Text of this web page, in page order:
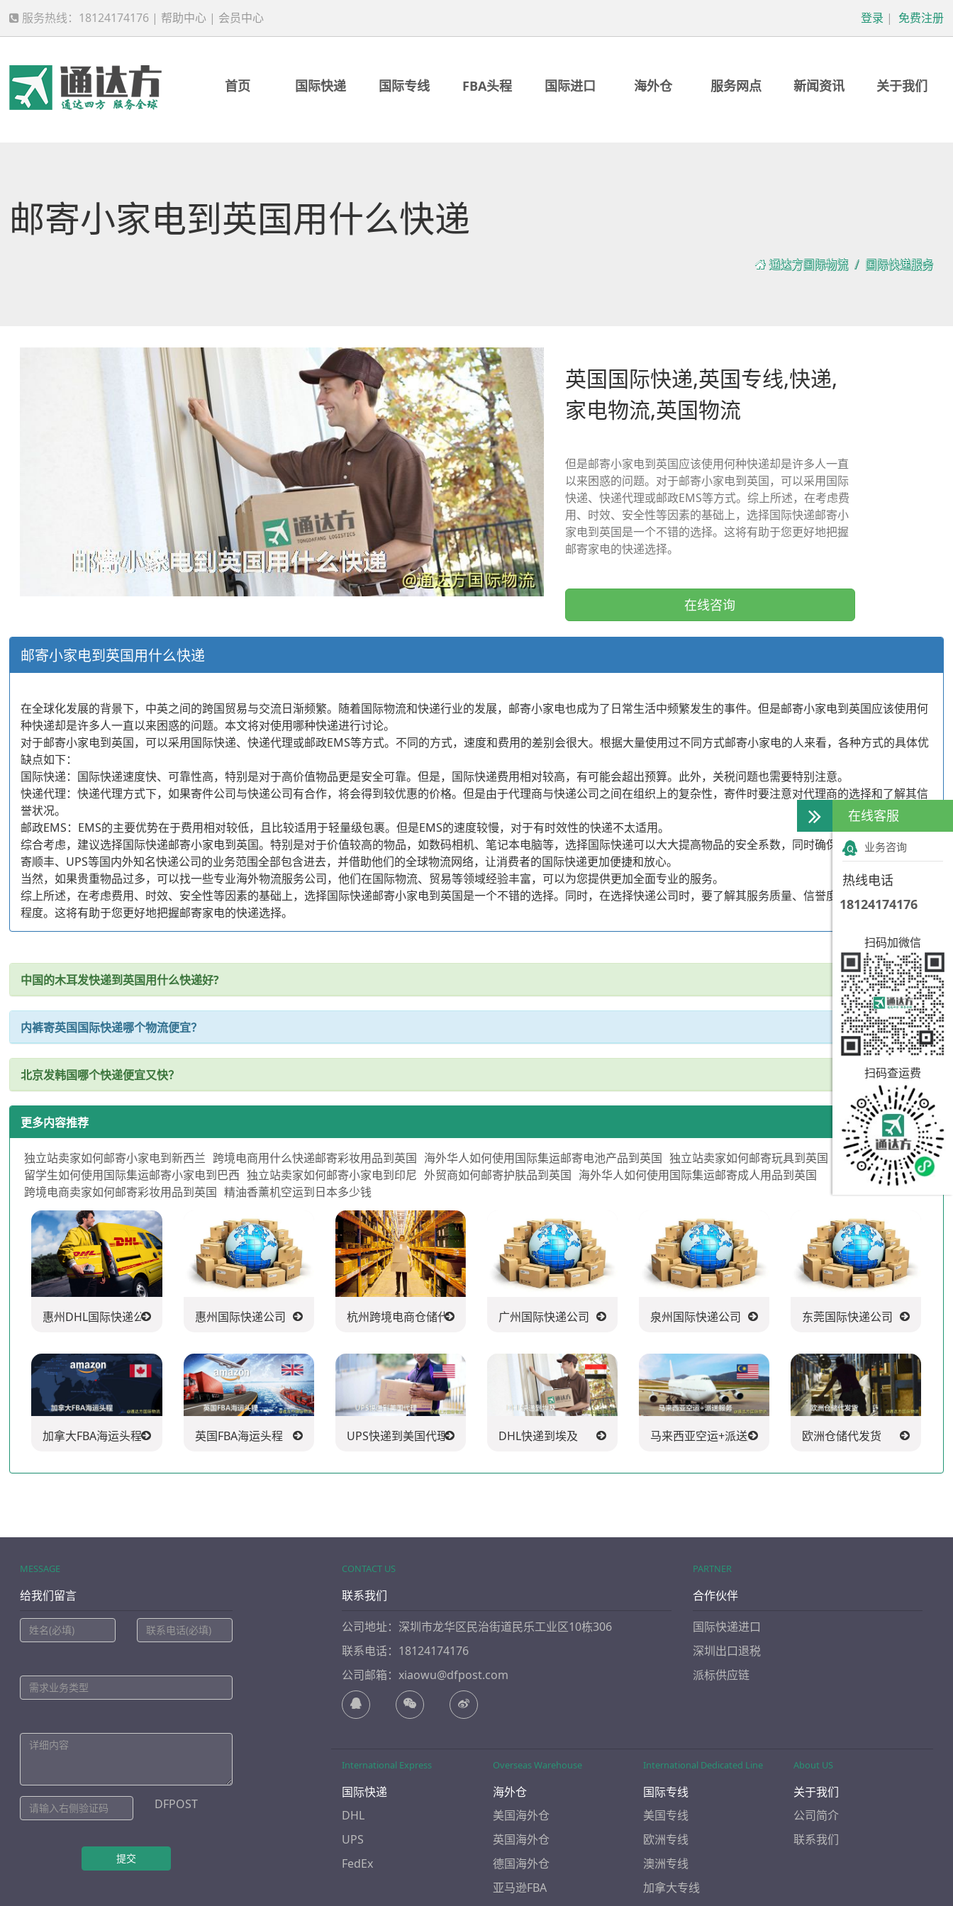
服务热线：18124174176 | 帮助中心 | 会员中心 登录 | 免费注册
首页 国际快递 国际专线 FBA头程 国际进口 海外仓 服务网点 新闻资讯 关于我们
邮寄小家电到英国用什么快递
通达方国际物流 国际快递服务
英国国际快递,英国专线,快递,
家电物流,英国物流
但是邮寄小家电到英国应该使用何种快递却是许多人一直
以来困惑的问题。对于邮寄小家电到英国，可以采用国际
快递、快递代理或邮政EMS等方式。综上所述，在考虑费
用、时效、安全性等因素的基础上，选择国际快递邮寄小
家电到英国是一个不错的选择。这将有助于您更好地把握
邮寄家电的快递选择。
在线咨询
邮寄小家电到英国用什么快递
在全球化发展的背景下，中英之间的跨国贸易与交流日渐频繁。随着国际物流和快递行业的发展，邮寄小家电也成为了日常生活中频繁发生的事件。但是邮寄小家电到英国应该使用何
种快递却是许多人一直以来困惑的问题。本文将对使用哪种快递进行讨论。
对于邮寄小家电到英国，可以采用国际快递、快递代理或邮政EMS等方式。不同的方式，速度和费用的差别会很大。根据大量使用过不同方式邮寄小家电的人来看，各种方式的具体优
缺点如下：
国际快递：国际快递速度快、可靠性高，特别是对于高价值物品更是安全可靠。但是，国际快递费用相对较高，有可能会超出预算。此外，关税问题也需要特别注意。
快递代理：快递代理方式下，如果寄件公司与快递公司有合作，将会得到较优惠的价格。但是由于代理商与快递公司之间在组织上的复杂性，寄件时要注意对代理商的选择和了解其信
誉状况。
邮政EMS：EMS的主要优势在于费用相对较低，且比较适用于轻量级包裹。但是EMS的速度较慢，对于有时效性的快递不太适用。
综合考虑，建议选择国际快递邮寄小家电到英国。特别是对于价值较高的物品，如数码相机、笔记本电脑等，选择国际快递可以大大提高物品的安全系数，同时确保快递时效性。将邮
寄顺丰、UPS等国内外知名快递公司的业务范围全部包含进去，并借助他们的全球物流网络，让消费者的国际快递更加便捷和放心。
当然，如果贵重物品过多，可以找一些专业海外物流服务公司，他们在国际物流、贸易等领域经验丰富，可以为您提供更加全面专业的服务。
综上所述，在考虑费用、时效、安全性等因素的基础上，选择国际快递邮寄小家电到英国是一个不错的选择。同时，在选择快递公司时，要了解其服务质量、信誉度和海外网络的覆盖
程度。这将有助于您更好地把握邮寄家电的快递选择。
中国的木耳发快递到英国用什么快递好?
内裤寄英国国际快递哪个物流便宜？
北京发韩国哪个快递便宜又快？
更多内容推荐
独立站卖家如何邮寄小家电到新西兰 跨境电商用什么快递邮寄彩妆用品到英国 海外华人如何使用国际集运邮寄电池产品到英国 独立站卖家如何邮寄玩具到英国
留学生如何使用国际集运邮寄小家电到巴西 独立站卖家如何邮寄小家电到印尼 外贸商如何邮寄护肤品到英国 海外华人如何使用国际集运邮寄成人用品到英国
跨境电商卖家如何邮寄彩妆用品到英国 精油香薰机空运到日本多少钱
惠州DHL国际快递公司 惠州国际快递公司 杭州跨境电商仓储代发货 广州国际快递公司 泉州国际快递公司 东莞国际快递公司
加拿大FBA海运头程 英国FBA海运头程 UPS快递到美国代理 DHL快递到埃及 马来西亚空运+派送服务 欧洲仓储代发货
MESSAGE
给我们留言
DFPOST
提交
CONTACT US
联系我们
公司地址：深圳市龙华区民治街道民乐工业区10栋306
联系电话：18124174176
公司邮箱：xiaowu@dfpost.com
PARTNER
合作伙伴
国际快递进口
深圳出口退税
派标供应链
International Express
国际快递
DHL
UPS
FedEx
Overseas Warehouse
海外仓
美国海外仓
英国海外仓
德国海外仓
亚马逊FBA
International Dedicated Line
国际专线
美国专线
欧洲专线
澳洲专线
加拿大专线
About US
关于我们
公司简介
联系我们
在线客服
业务咨询
热线电话
18124174176
扫码加微信
扫码查运费